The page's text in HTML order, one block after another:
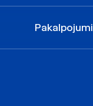
Pakalpojumi